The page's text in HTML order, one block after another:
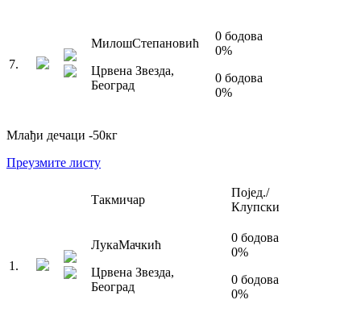
7.
МилошСтепановић
Црвена Звезда,
Београд
0 бодова
0%
0 бодова
0%
Млађи дечаци -50кг
Преузмите листу
Такмичар
Појед./
Клупски
1 .
ЛукаМачкић
Црвена Звезда,
Београд
0 бодова
0%
0 бодова
0%